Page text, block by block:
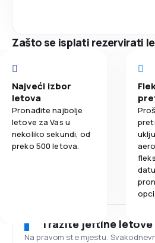
Zašto se isplati rezervirati
Najveći izbor
letova
Pronađite najbolje
letove za Vas u
nekoliko sekundi, od
preko 500 letova.
Tražite jeftine
Na pravom ste mjestu.